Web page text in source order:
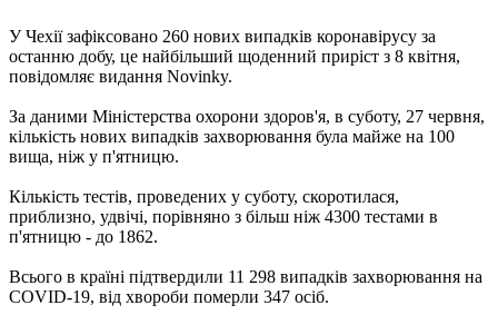
У Чехії зафіксовано 260 нових випадків коронавірусу за
останню добу, це найбільший щоденний приріст з 8 квітня,
повідомляє видання Novinky.
За даними Міністерства охорони здоров'я, в суботу, 27 червня,
кількість нових випадків захворювання була майже на 100
вища, ніж у п'ятницю.
Кількість тестів, проведених у суботу, скоротилася,
приблизно, удвічі, порівняно з більш ніж 4300 тестами в
п'ятницю - до 1862.
Всього в країні підтвердили 11 298 випадків захворювання на
COVID-19, від хвороби померли 347 осіб.